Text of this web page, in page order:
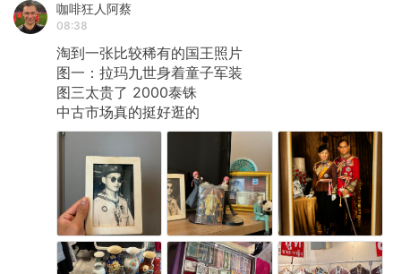
咖啡狂人阿蔡
08:38
淘到一张比较稀有的国王照片
图一：拉玛九世身着童子军装
图三太贵了 2000泰铢
中古市场真的挺好逛的